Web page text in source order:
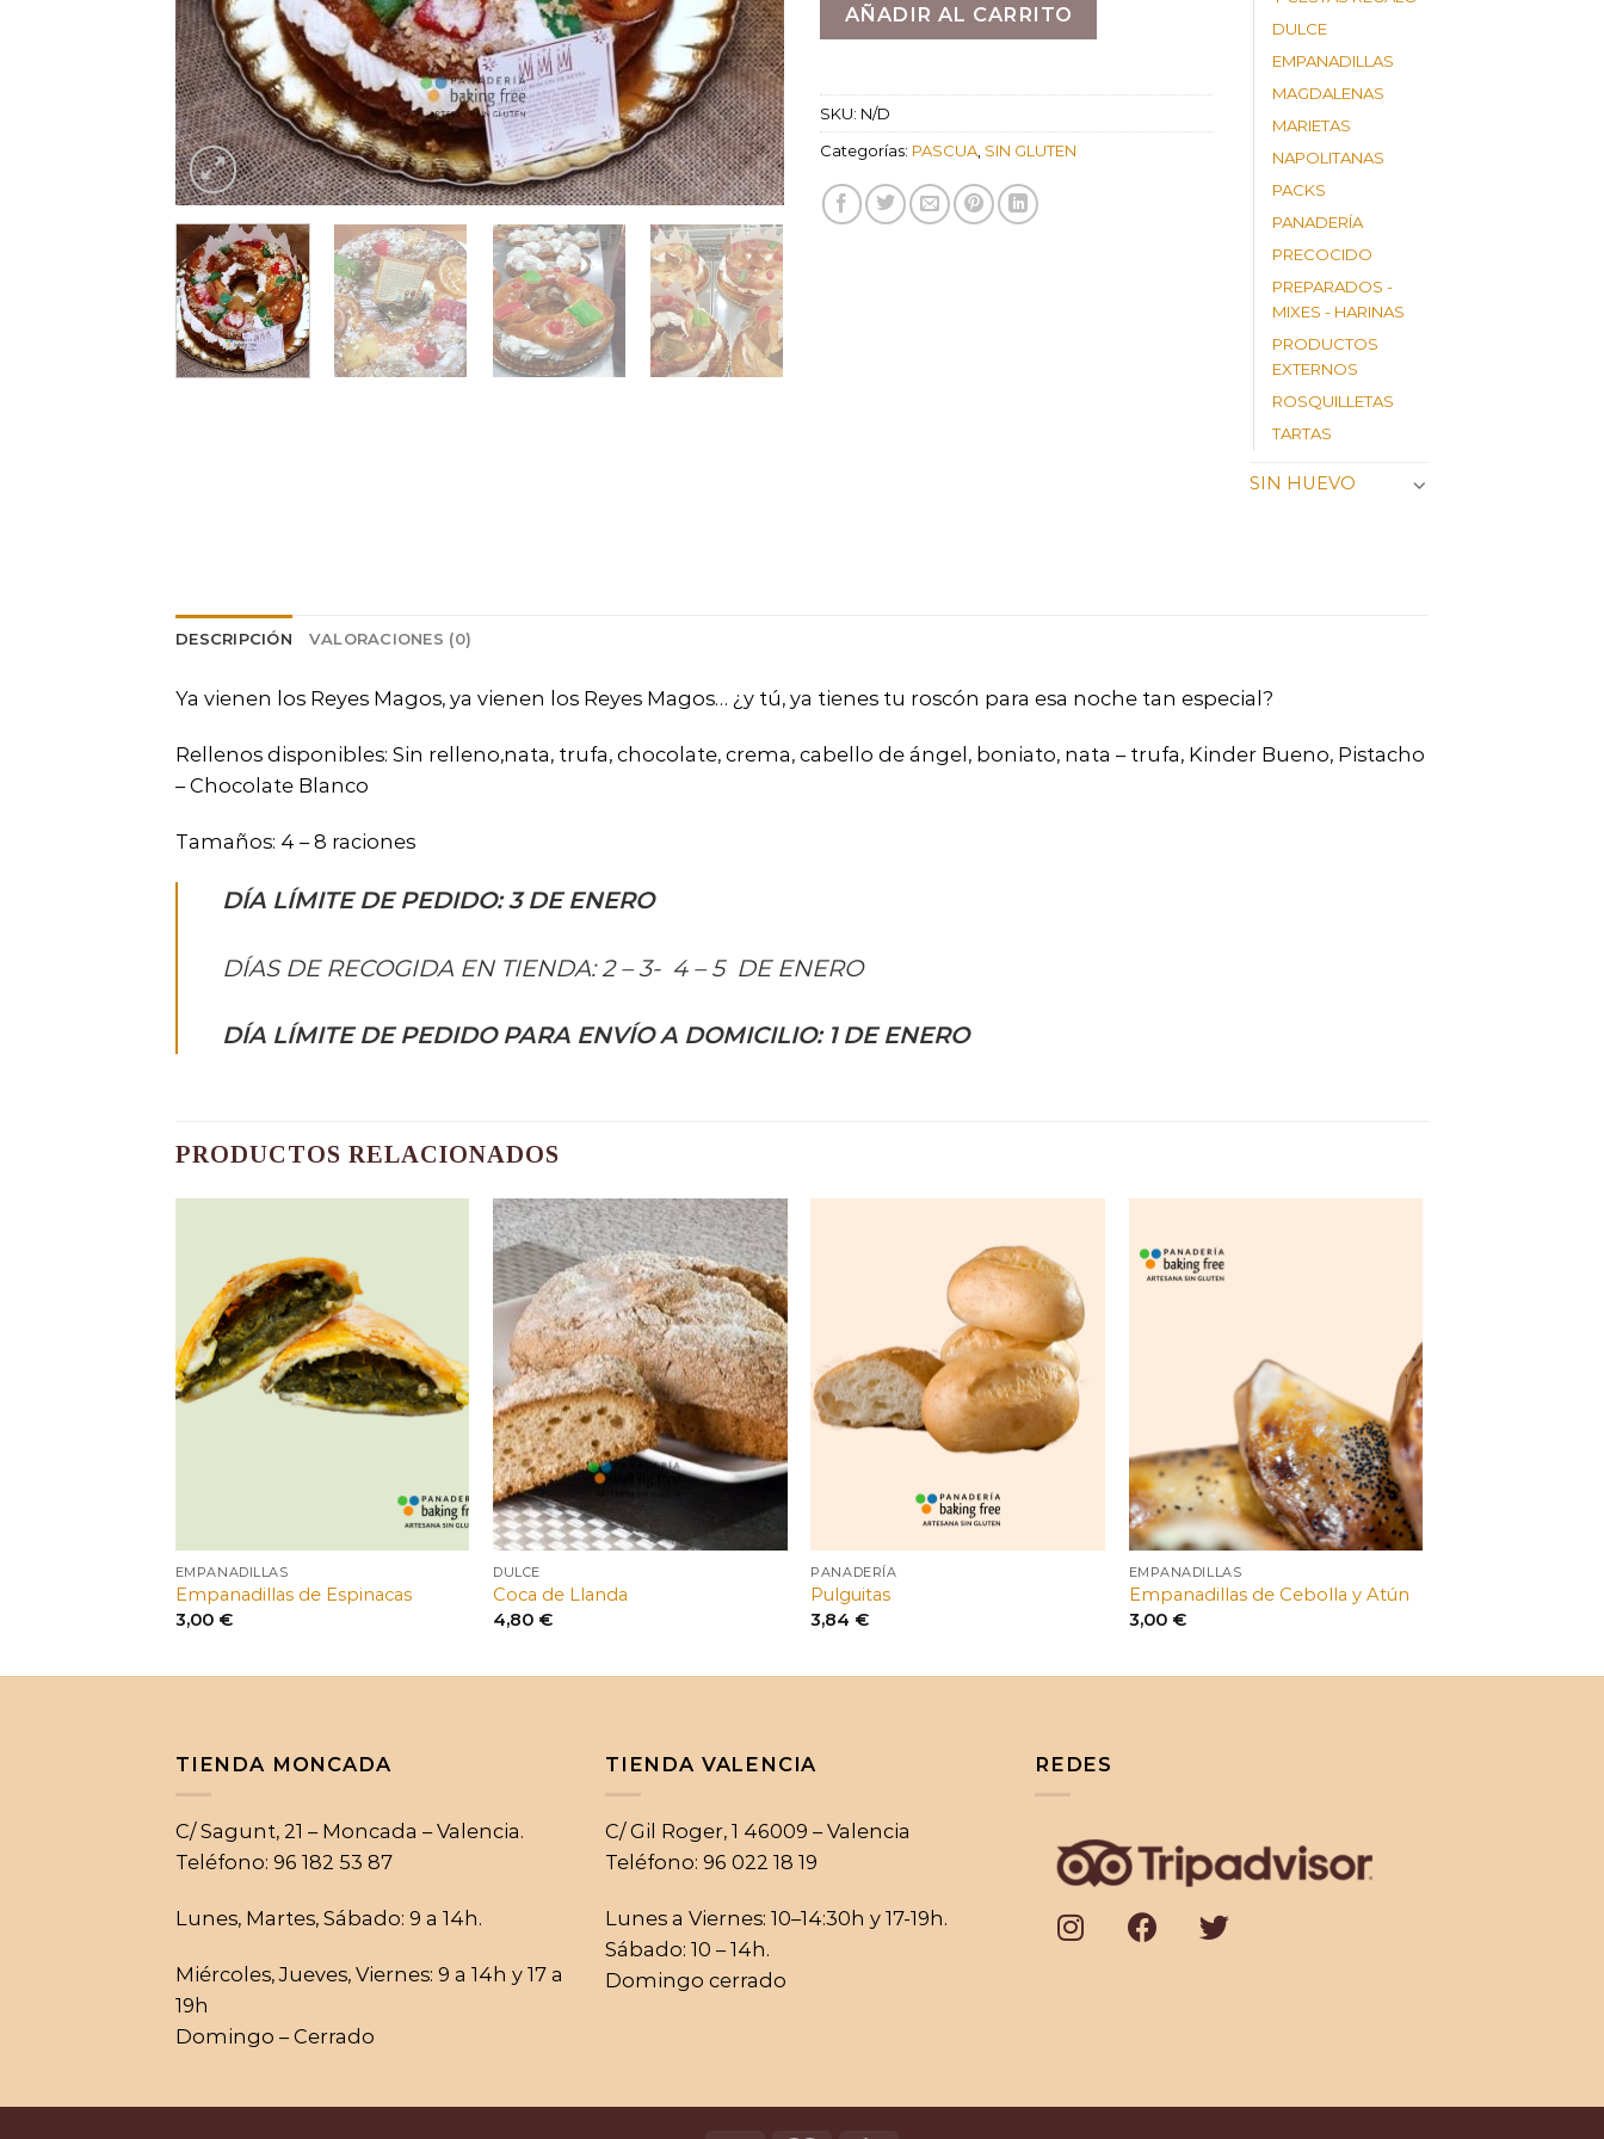
AÑADIR AL CARRITO
SKU: N/D
Categorías: PASCUA SIN GLUTEN
DULCE
EMPANADILLAS
MAGDALENAS
MARIETAS
NAPOLITANAS
PACKS
PANADERÍA
PRECOCIDO
PREPARADOS -
MIXES - HARINAS
PRODUCTOS
EXTERNOS
ROSQUILLETAS
TARTAS
SIN HUEVO
DESCRIPCIÓN VALORACIONES (0)
Ya vienen los Reyes Magos, ya vienen los Reyes Magos… ¿y tú, ya tienes tu roscón para esa noche tan especial?
Rellenos disponibles: Sin relleno,nata, trufa, chocolate, crema, cabello de ángel, boniato, nata – trufa, Kinder Bueno, Pistacho
– Chocolate Blanco
Tamaños: 4 – 8 raciones
DÍA LÍMITE DE PEDIDO: 3 DE ENERO
DÍAS DE RECOGIDA EN TIENDA: 2 – 3- 4 – 5 DE ENERO
DÍA LÍMITE DE PEDIDO PARA ENVÍO A DOMICILIO: 1 DE ENERO
PRODUCTOS RELACIONADOS
EMPANADILLAS
Empanadillas de Espinacas
3,00 €
DULCE
Coca de Llanda
4,80 €
PANADERÍA
Pulguitas
3,84 €
EMPANADILLAS
Empanadillas de Cebolla y Atún
3,00 €
TIENDA MONCADA
C/ Sagunt, 21 – Moncada – Valencia.
Teléfono: 96 182 53 87
Lunes, Martes, Sábado: 9 a 14h.
Miércoles, Jueves, Viernes: 9 a 14h y 17 a
19h
Domingo – Cerrado
TIENDA VALENCIA
C/ Gil Roger, 1 46009 – Valencia
Teléfono: 96 022 18 19
Lunes a Viernes: 10–14:30h y 17-19h.
Sábado: 10 – 14h.
Domingo cerrado
REDES